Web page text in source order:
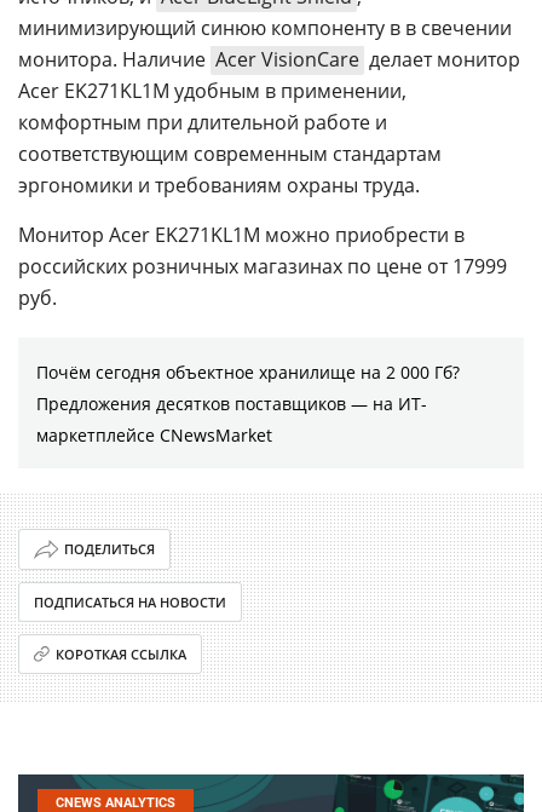
минимизирующий синюю компоненту в в свечении
монитора. Наличие Acer VisionCare делает монитор
Acer EK271KL1M удобным в применении,
комфортным при длительной работе и
соответствующим современным стандартам
эргономики и требованиям охраны труда.
Монитор Acer EK271KL1M можно приобрести в
российских розничных магазинах по цене от 17999
руб.
Почём сегодня объектное хранилище на 2 000 Гб?
Предложения десятков поставщиков ― на ИТ-
маркетплейсе CNewsMarket
ПОДЕЛИТЬСЯ
ПОДПИСАТЬСЯ НА НОВОСТИ
КОРОТКАЯ ССЫЛКА
CNEWS ANALYTICS